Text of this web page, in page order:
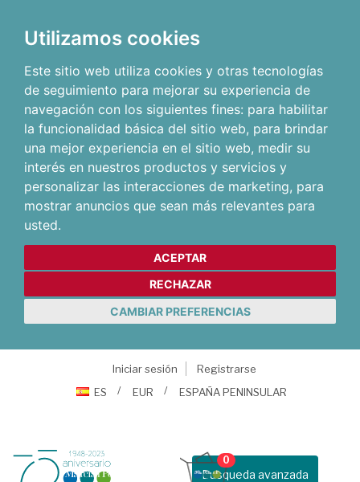
Utilizamos cookies
Este sitio web utiliza cookies y otras tecnologías
de seguimiento para mejorar su experiencia de
navegación con los siguientes fines: para habilitar
la funcionalidad básica del sitio web, para brindar
una mejor experiencia en el sitio web, medir su
interés en nuestros productos y servicios y
personalizar las interacciones de marketing, para
mostrar anuncios que sean más relevantes para
usted.
ACEPTAR
RECHAZAR
CAMBIAR PREFERENCIAS
Iniciar sesión
Registrarse
ES
EUR ESPAÑA PENINSULAR
Busqueda avanzada
0